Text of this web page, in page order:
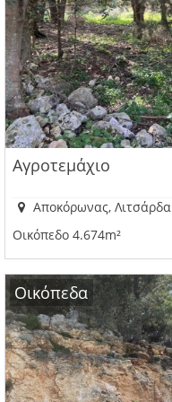
Αγροτεμάχιο
Αποκόρωνας, Λιτσάρδα
Οικόπεδο 4.674m²
Οικόπεδα